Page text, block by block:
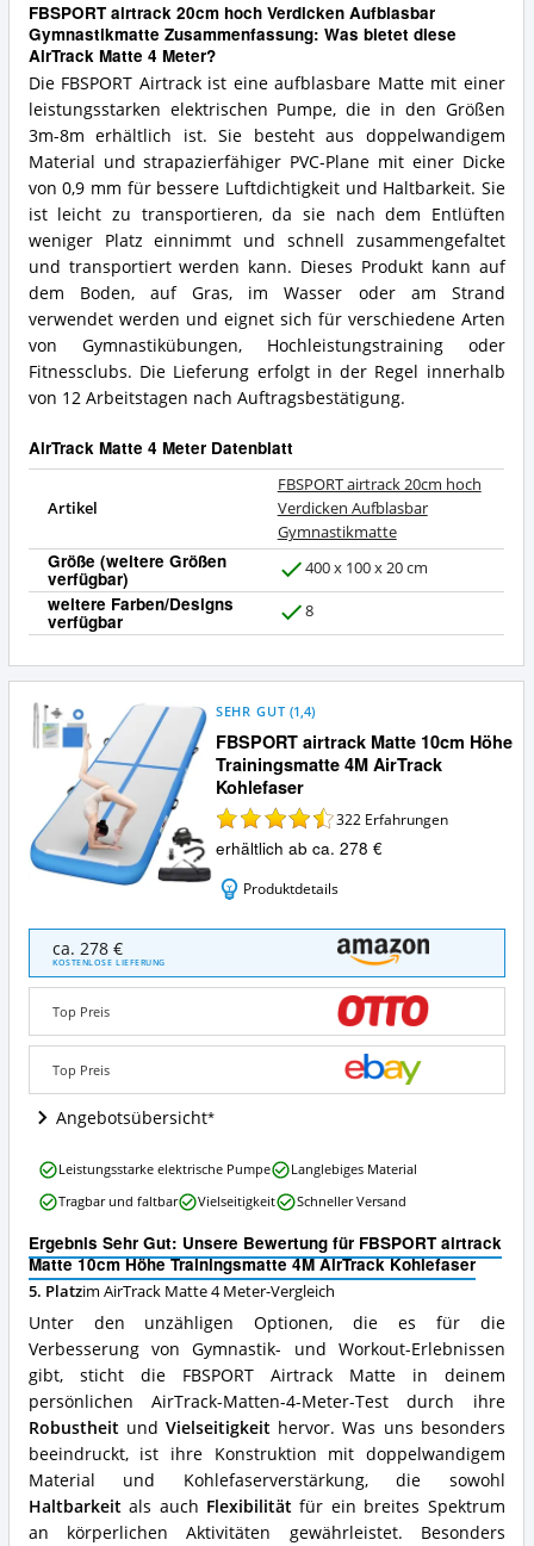
FBSPORT airtrack 20cm hoch Verdicken Aufblasbar
Gymnastikmatte Zusammenfassung: Was bietet diese
AirTrack Matte 4 Meter?
Die FBSPORT Airtrack ist eine aufblasbare Matte mit einer
leistungsstarken elektrischen Pumpe, die in den Größen
3m-8m erhältlich ist. Sie besteht aus doppelwandigem
Material und strapazierfähiger PVC-Plane mit einer Dicke
von 0,9 mm für bessere Luftdichtigkeit und Haltbarkeit. Sie
ist leicht zu transportieren, da sie nach dem Entlüften
weniger Platz einnimmt und schnell zusammengefaltet
und transportiert werden kann. Dieses Produkt kann auf
dem Boden, auf Gras, im Wasser oder am Strand
verwendet werden und eignet sich für verschiedene Arten
von Gymnastikübungen, Hochleistungstraining oder
Fitnessclubs. Die Lieferung erfolgt in der Regel innerhalb
von 12 Arbeitstagen nach Auftragsbestätigung.
AirTrack Matte 4 Meter Datenblatt
Artikel
FBSPORT airtrack 20cm hoch
Verdicken Aufblasbar
Gymnastikmatte
Größe (weitere Größen
verfügbar) 400 x 100 x 20 cm
weitere Farben/Designs
verfügbar 8
FBSPORT airtrack Matte 10cm Höhe
Trainingsmatte 4M AirTrack
Kohlefaser
SEHR GUT (1,4)
322 Erfahrungen
erhältlich ab ca. 278 €
Produktdetails
FBSPORT
airtrack
Matte
10cm
Höhe
Trainingsmatte
AirTrack
Kohlefaser
Angebote:
ist
diese
AirTrack
Matte
4
Meter
erhältlich?
ca. 278 €
KOSTENLOSE LIEFERUNG
Top Preis
Top Preis
Angebotsübersicht
Ergebnis Sehr Gut: Unsere Bewertung für FBSPORT airtrack
Matte 10cm Höhe Trainingsmatte 4M AirTrack Kohlefaser
5. Platzim AirTrack Matte 4 Meter-Vergleich
Unter den unzähligen Optionen, die es für die
Verbesserung von Gymnastik- und Workout-Erlebnissen
gibt, sticht die FBSPORT Airtrack Matte in deinem
persönlichen AirTrack-Matten-4-Meter-Test durch ihre
RobustheitundVielseitigkeit hervor. Was uns besonders
beeindruckt, ist ihre Konstruktion mit doppelwandigem
Material und Kohlefaserverstärkung, die sowohl
Haltbarkeitals auch Flexibilität für ein breites Spektrum
an körperlichen Aktivitäten gewährleistet. Besonders
FBSPORT
airtrack
Matte
Höhe
Trainingsmatte
4M
AirTrack
Kohlefaser
Vorteile:
Was
spricht
für
diese
AirTrack
Matte
4
Meter?
Leistungsstarke elektrische Pumpe
Langlebiges Material
Tragbar und faltbar
Vielseitigkeit Schneller Versand